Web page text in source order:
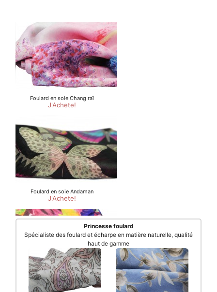
Princesse foulard
Spécialiste des foulard et écharpe en matière naturelle, qualité
haut de gamme